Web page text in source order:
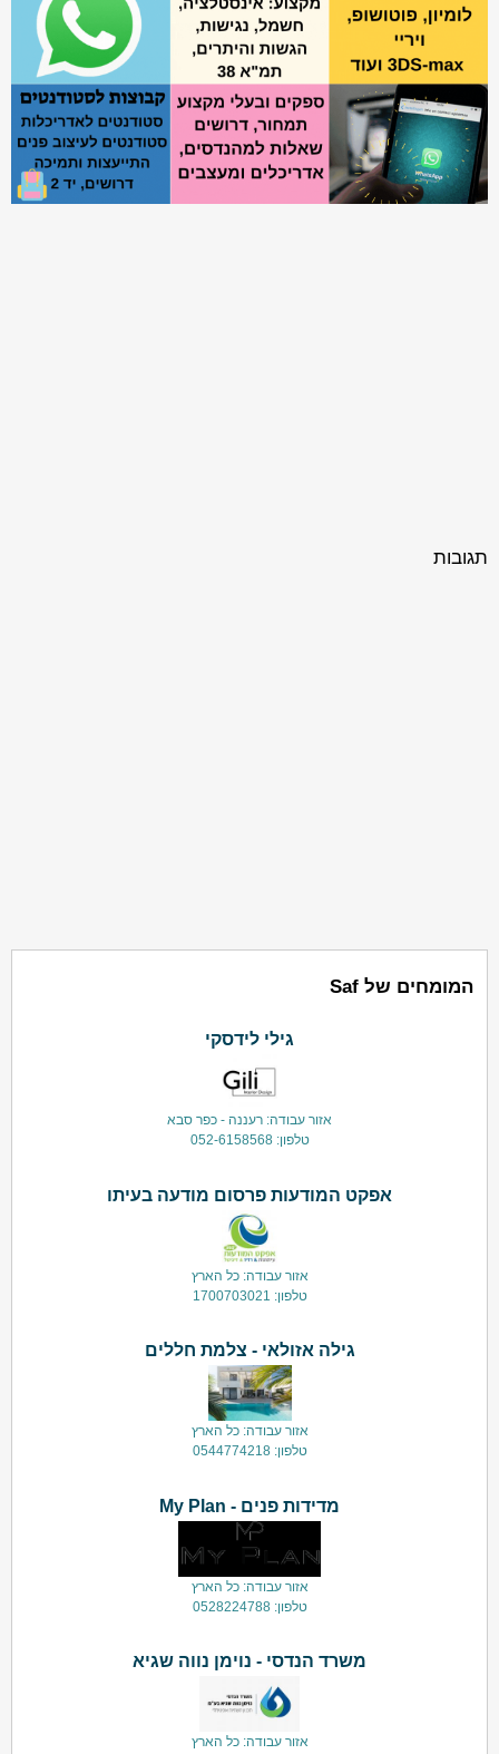
תגובות
המומחים של Saf
גילי לידסקי
אזור עבודה: רעננה - כפר סבא
טלפון: 052-6158568
אפקט המודעות פרסום מודעה בעיתו
אזור עבודה: כל הארץ
טלפון: 1700703021
גילה אזולאי - צלמת חללים
אזור עבודה: כל הארץ
טלפון: 0544774218
מדידות פנים - My Plan
אזור עבודה: כל הארץ
טלפון: 0528224788
משרד הנדסי - נוימן נווה שגיא
אזור עבודה: כל הארץ